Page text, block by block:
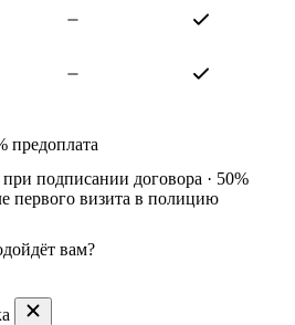
предоплата
при подписании договора · 50%
первого визита в полицию
вам?